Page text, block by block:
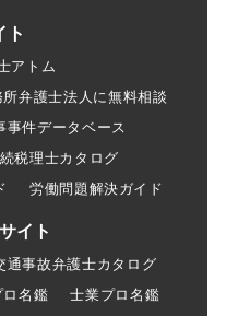
ト
アトム
弁護士法人に無料相談
事件データベース
税理士カタログ
労働問題解決ガイド
イト
通事故弁護士カタログ
ロ名鑑
士業プロ名鑑